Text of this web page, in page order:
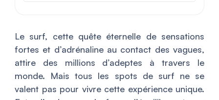
Le surf, cette quête éternelle de sensations
fortes et d’adrénaline au contact des vagues,
attire des millions d’adeptes à travers le
monde. Mais tous les spots de surf ne se
valent pas pour vivre cette expérience unique.